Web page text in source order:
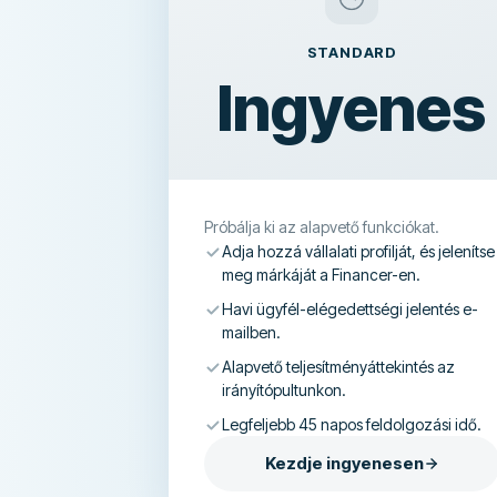
STANDARD
Ingyenes
Próbálja ki az alapvető funkciókat.
Adja hozzá vállalati profilját, és jelenítse
meg márkáját a Financer-en.
Havi ügyfél-elégedettségi jelentés e-
mailben.
Alapvető teljesítményáttekintés az
irányítópultunkon.
Legfeljebb 45 napos feldolgozási idő.
Kezdje ingyenesen